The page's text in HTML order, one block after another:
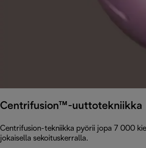
Centrifusion™-uuttotekniikka
Centrifusion-tekniikka pyörii jopa 7 000
jokaisella sekoituskerralla.